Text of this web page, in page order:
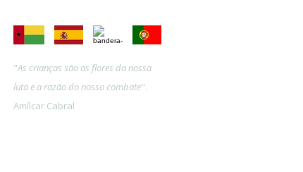
"As crianças são as flores da nossa
luta e a razão do nosso combate".
Amílcar Cabral